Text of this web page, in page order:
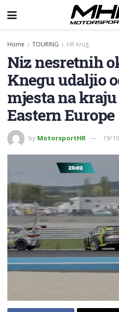
Home TOURING HR Krug
Niz nesretnih
Knegu udaljio
mjesta na kraju
Eastern Europe
by MotorsportHR 19/